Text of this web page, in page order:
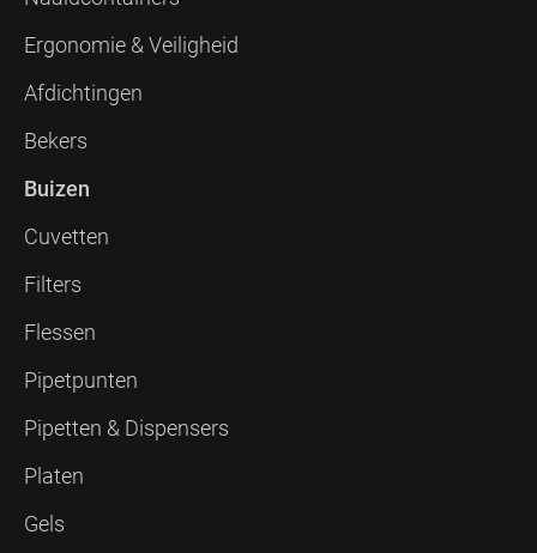
Ergonomie & Veiligheid
Afdichtingen
Bekers
Buizen
Cuvetten
Filters
Flessen
Pipetpunten
Pipetten & Dispensers
Platen
Gels